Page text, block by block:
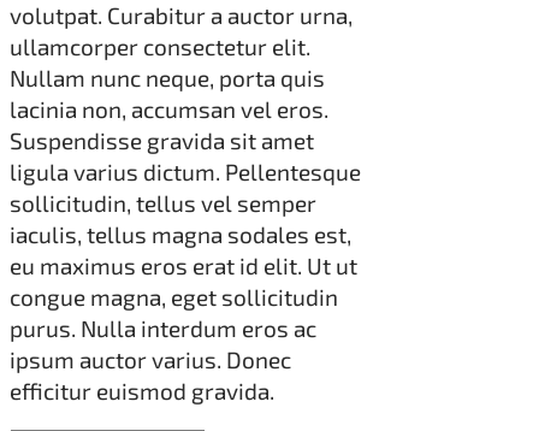
volutpat. Curabitur a auctor urna,
ullamcorper consectetur elit.
Nullam nunc neque, porta quis
lacinia non, accumsan vel eros.
Suspendisse gravida sit amet
ligula varius dictum. Pellentesque
sollicitudin, tellus vel semper
iaculis, tellus magna sodales est,
eu maximus eros erat id elit. Ut ut
congue magna, eget sollicitudin
purus. Nulla interdum eros ac
ipsum auctor varius. Donec
efficitur euismod gravida.